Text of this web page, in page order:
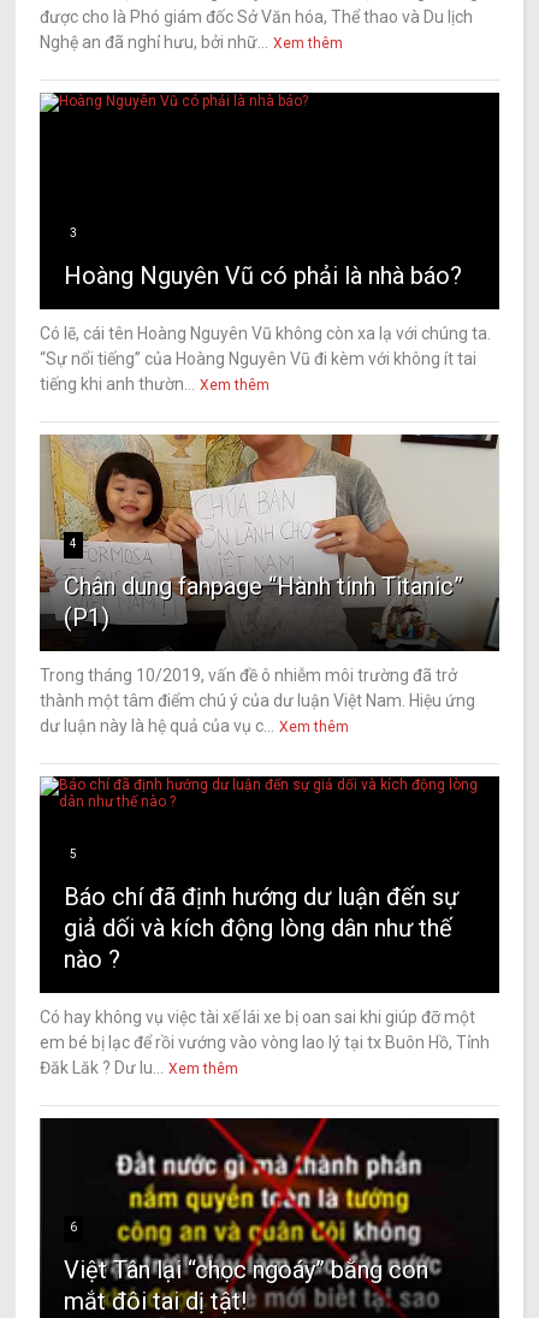
được cho là Phó giám đốc Sở Văn hóa, Thể thao và Du lịch
Nghệ an đã nghỉ hưu, bởi nhữ...
Xem thêm
3
Hoàng Nguyên Vũ có phải là nhà báo?
Có lẽ, cái tên Hoàng Nguyên Vũ không còn xa lạ với chúng ta.
“Sự nổi tiếng” của Hoàng Nguyên Vũ đi kèm với không ít tai
tiếng khi anh thườn...
Xem thêm
4
Chân dung fanpage “Hành tinh Titanic”
(P1)
Trong tháng 10/2019, vấn đề ô nhiễm môi trường đã trở
thành một tâm điểm chú ý của dư luận Việt Nam. Hiệu ứng
dư luận này là hệ quả của vụ c...
Xem thêm
5
Báo chí đã định hướng dư luận đến sự
giả dối và kích động lòng dân như thế
nào ?
Có hay không vụ việc tài xế lái xe bị oan sai khi giúp đỡ một
em bé bị lạc để rồi vướng vào vòng lao lý tại tx Buôn Hồ, Tỉnh
Đăk Lăk ? Dư lu...
Xem thêm
6
Việt Tân lại “chọc ngoáy” bằng con
mắt đôi tai dị tật!